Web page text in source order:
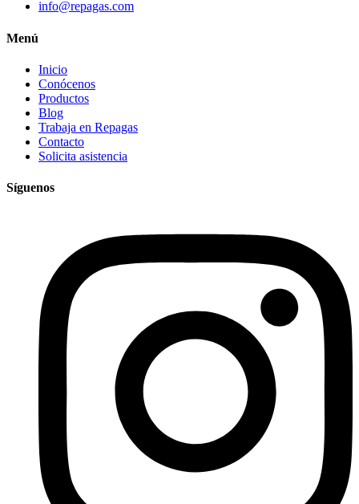
info@repagas.com
Menú
Inicio
Conócenos
Productos
Blog
Trabaja en Repagas
Contacto
Solicita asistencia
Síguenos